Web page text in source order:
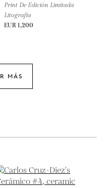
Print De Edición Limitada
Litografía
EUR 1,200
MÁS